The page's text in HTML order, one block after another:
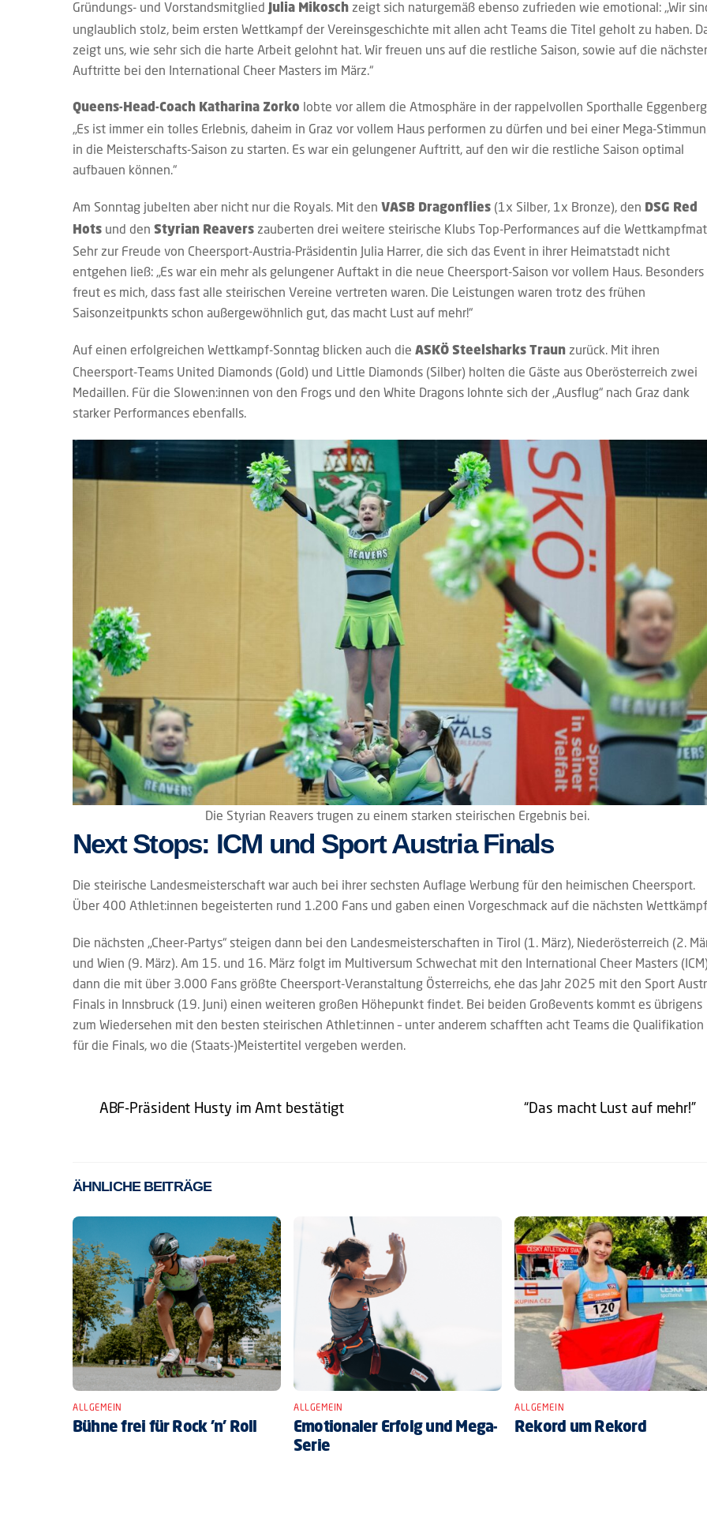
Gründungs- und Vorstandsmitglied Julia Mikosch zeigt sich naturgemäß ebenso zufrieden wie emotional: „Wir
unglaublich stolz, beim ersten Wettkampf der Vereinsgeschichte mit allen acht Teams die Titel geholt zu haben.
zeigt uns, wie sehr sich die harte Arbeit gelohnt hat. Wir freuen uns auf die restliche Saison, sowie auf die
Auftritte bei den International Cheer Masters im März.“
Queens-Head-Coach Katharina Zorko lobte vor allem die Atmosphäre in der rappelvollen Sporthalle
„Es ist immer ein tolles Erlebnis, daheim in Graz vor vollem Haus performen zu dürfen und bei einer Mega-
in die Meisterschafts-Saison zu starten. Es war ein gelungener Auftritt, auf den wir die restliche Saison optimal
aufbauen können.“
Am Sonntag jubelten aber nicht nur die Royals. Mit den VASB Dragonflies (1x Silber, 1x Bronze), den DSG Red
Hots und den Styrian Reavers zauberten drei weitere steirische Klubs Top-Performances auf die
Sehr zur Freude von Cheersport-Austria-Präsidentin Julia Harrer, die sich das Event in ihrer Heimatstadt nicht
entgehen ließ: „Es war ein mehr als gelungener Auftakt in die neue Cheersport-Saison vor vollem Haus. Besonders
freut es mich, dass fast alle steirischen Vereine vertreten waren. Die Leistungen waren trotz des frühen
Saisonzeitpunkts schon außergewöhnlich gut, das macht Lust auf mehr!“
Auf einen erfolgreichen Wettkampf-Sonntag blicken auch die ASKÖ Steelsharks Traun zurück. Mit ihren
Cheersport-Teams United Diamonds (Gold) und Little Diamonds (Silber) holten die Gäste aus Oberösterreich zwei
Medaillen. Für die Slowen:innen von den Frogs und den White Dragons lohnte sich der „Ausflug“ nach Graz dank
starker Performances ebenfalls.
Die Styrian Reavers trugen zu einem starken steirischen Ergebnis bei.
Next Stops: ICM und Sport Austria Finals
Die steirische Landesmeisterschaft war auch bei ihrer sechsten Auflage Werbung für den heimischen Cheersport.
Über 400 Athlet:innen begeisterten rund 1.200 Fans und gaben einen Vorgeschmack auf die nächsten
Die nächsten „Cheer-Partys“ steigen dann bei den Landesmeisterschaften in Tirol (1. März), Niederösterreich (2.
und Wien (9. März). Am 15. und 16. März folgt im Multiversum Schwechat mit den International Cheer Masters
dann die mit über 3.000 Fans größte Cheersport-Veranstaltung Österreichs, ehe das Jahr 2025 mit den Sport
Finals in Innsbruck (19. Juni) einen weiteren großen Höhepunkt findet. Bei beiden Großevents kommt es übrigens
zum Wiedersehen mit den besten steirischen Athlet:innen – unter anderem schafften acht Teams die Qualifikation
für die Finals, wo die (Staats-)Meistertitel vergeben werden.
ABF-Präsident Husty im Amt bestätigt “Das macht Lust auf mehr!”
ÄHNLICHE BEITRÄGE
ALLGEMEIN
Bühne frei für Rock ’n’ Roll
ALLGEMEIN
Emotionaler Erfolg und Mega-
Serie
ALLGEMEIN
Rekord um Rekord